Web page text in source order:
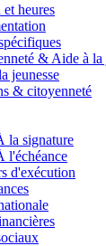
heures
& Aide à la
jeunesse
& citoyenneté
la signature
l'échéance
d'exécution